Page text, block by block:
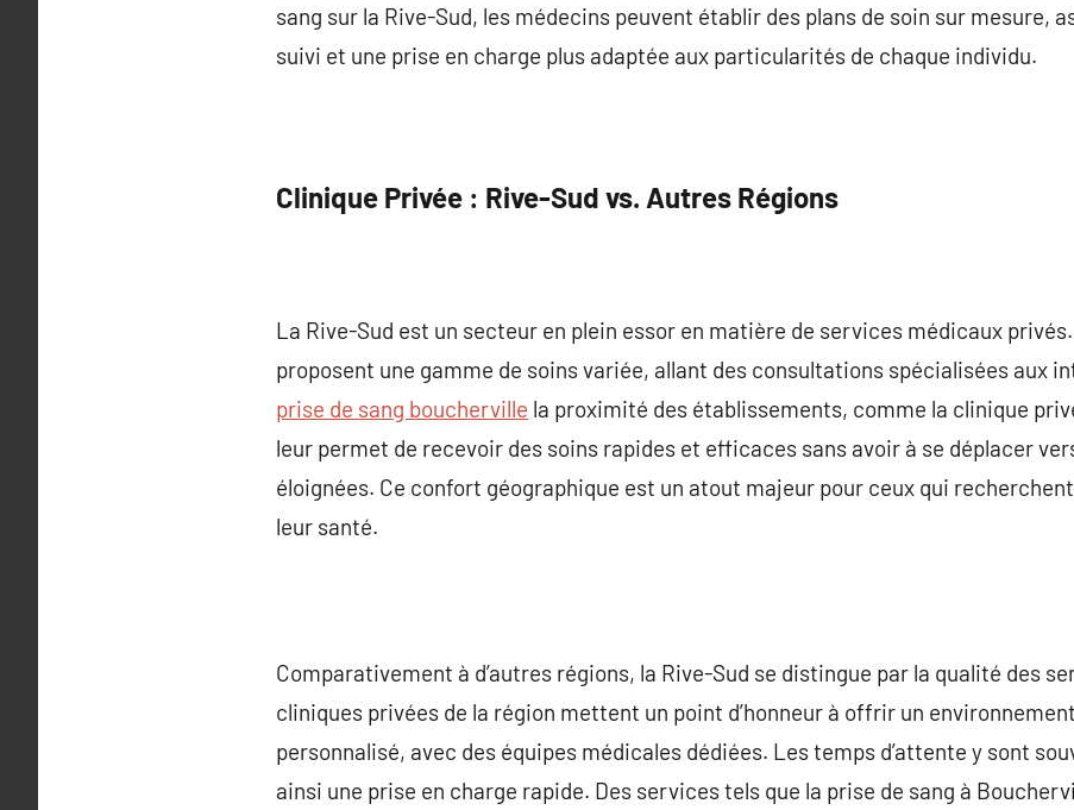
sang sur la Rive-Sud, les médecins peuvent établir des plans de soin sur mesure,
suivi et une prise en charge plus adaptée aux particularités de chaque individu.
Clinique Privée : Rive-Sud vs. Autres Régions
La Rive-Sud est un secteur en plein essor en matière de services médicaux
proposent une gamme de soins variée, allant des consultations spécialisées aux
prise de sang boucherville la proximité des établissements, comme la clinique
leur permet de recevoir des soins rapides et efficaces sans avoir à se déplacer
éloignées. Ce confort géographique est un atout majeur pour ceux qui
leur santé.
Comparativement à d’autres régions, la Rive-Sud se distingue par la qualité des
cliniques privées de la région mettent un point d’honneur à offrir un
personnalisé, avec des équipes médicales dédiées. Les temps d’attente y sont
ainsi une prise en charge rapide. Des services tels que la prise de sang à